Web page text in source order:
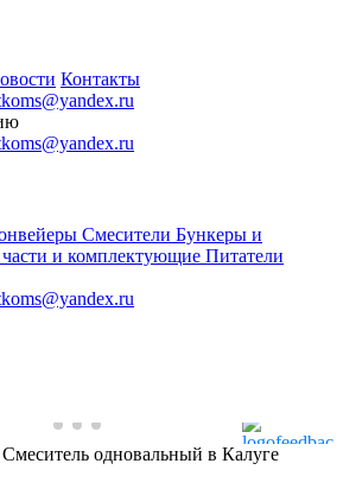
Контакты
Смесители Бункеры и
и комплектующие Питатели
Смеситель одновальный в Калуге